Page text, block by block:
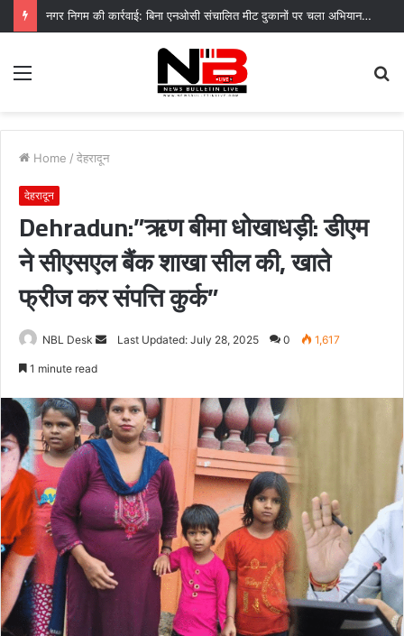
नगर निगम की कार्रवाई: बिना एनओसी संचालित मीट दुकानों पर चला अभियान, 45250 रुपये का चालान
Menu
Home / देहरादून
देहरादून
Dehradun:”ऋण बीमा धोखाधड़ी: डीएम
ने सीएसएल बैंक शाखा सील की, खाते
फ्रीज कर संपत्ति कुर्क”
NBL Desk
SendLast Updated: July 28, 2025 0 1,617
1 minute read